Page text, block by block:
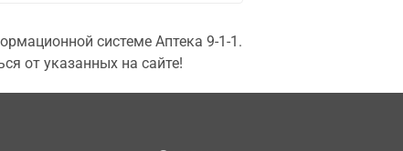
системе Аптека 9-1-1.
от указанных на сайте!